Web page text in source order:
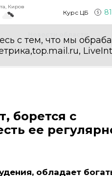
Киров
Курс ЦБ
с тем, что мы
борется с
ее
обладает